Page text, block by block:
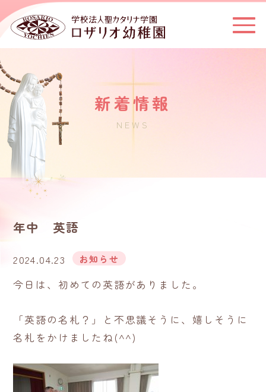
新着情報
NEWS
年中 英語
2024.04.23 お知らせ
今日は、初めての英語がありました。
「英語の名札？」と不思議そうに、嬉しそうに
名札をかけましたね(^^)